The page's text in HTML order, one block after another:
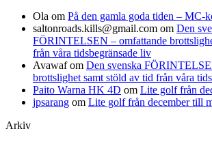
Ola om På den gamla goda tiden – MC-
saltonroads.kills@gmail.com om Den
FÖRINTELSEN – omfattande
från våra tidsbegränsade liv
Avawafom Den svenska
brottslighet samt stöld av tid från våra
Paito Warna HK 4D om Lite golf från
jpsarang om Lite golf från december till
Arkiv